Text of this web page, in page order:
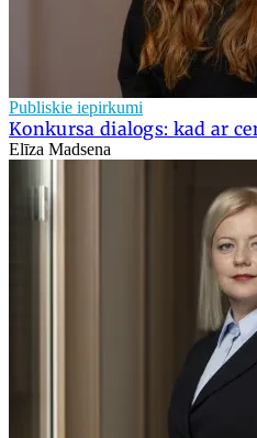
Publiskie iepirkumi
Konkursa dialogs: kad ar
Elīza Madsena